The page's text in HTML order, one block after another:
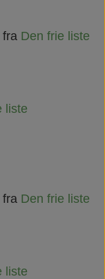
Den frie liste
liste
Den frie liste
liste